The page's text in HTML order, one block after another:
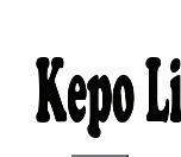
content